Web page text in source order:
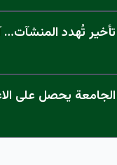
تُهدد المنشآت…